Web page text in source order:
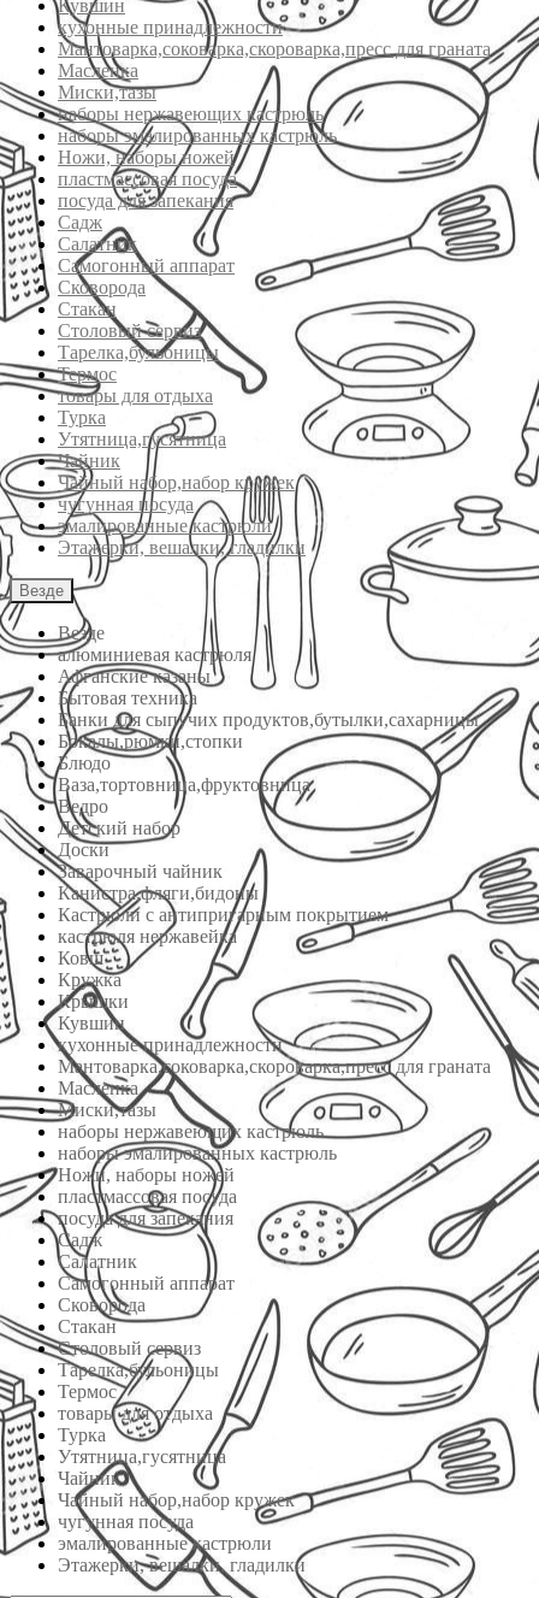
Кувшин
кухонные принадлежности
Мантоварка,соковарка,скороварка,пресс для граната
Масленка
Миски,тазы
наборы нержавеющих кастрюль
наборы эмалированных кастрюль
Ножи, наборы ножей
пластмассовая посуда
посуда для запекания
Садж
Салатник
Самогонный аппарат
Сковорода
Стакан
Столовый сервиз
Тарелка,бульоницы
Термос
товары для отдыха
Турка
Утятница,гусятница
Чайник
Чайный набор,набор кружек
чугунная посуда
эмалированные кастрюли
Этажерки, вешалки, гладилки
Везде
Везде
алюминиевая кастрюля
Афганские казаны
Бытовая техника
Банки для сыпучих продуктов,бутылки,сахарницы
Бокалы,рюмки,стопки
Блюдо
Ваза,тортовница,фруктовница
Ведро
Детский набор
Доски
Заварочный чайник
Канистра,фляги,бидоны
Кастрюли с антипригарным покрытием
кастрюля нержавейка
Ковш
Кружка
Крышки
Кувшин
кухонные принадлежности
Мантоварка,соковарка,скороварка,пресс для граната
Масленка
Миски,тазы
наборы нержавеющих кастрюль
наборы эмалированных кастрюль
Ножи, наборы ножей
пластмассовая посуда
посуда для запекания
Садж
Салатник
Самогонный аппарат
Сковорода
Стакан
Столовый сервиз
Тарелка,бульоницы
Термос
товары для отдыха
Турка
Утятница,гусятница
Чайник
Чайный набор,набор кружек
чугунная посуда
эмалированные кастрюли
Этажерки, вешалки, гладилки